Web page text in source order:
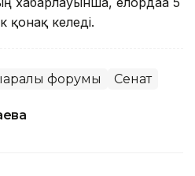
қонақ келеді.
форумы Сенат